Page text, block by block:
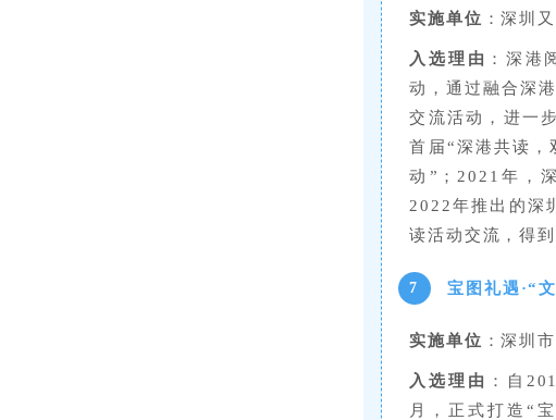
实施单位 ：深圳
入选理由 ：深港
动，通过融合深
交流活动，进一
首届“深港共读，
动”；2021年，
2022年推出的深
读活动交流，得到
7 宝图礼遇·“
实施单位 ：深圳
入选理由
：自
月，正式打造“